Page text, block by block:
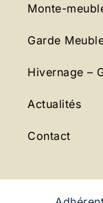
Monte-
Garde
Hivernage –
Actualités
Contact